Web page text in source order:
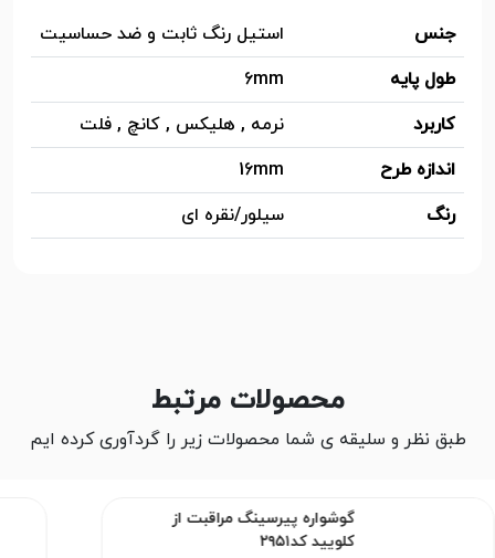
جنس
استیل رنگ ثابت و ضد حساسیت
طول پایه
6mm
کاربرد
نرمه , هلیکس , کانچ , فلت
اندازه طرح
16mm
رنگ
سیلور/نقره ای
محصولات مرتبط
طبق نظر و سلیقه ی شما محصولات زیر را گردآوری کرده ایم
گوشواره پیرسینگ مراقبت از
کلویید کد۲۹۵۱